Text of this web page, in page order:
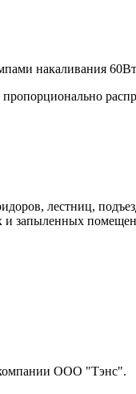
накаливания
лестниц,
запыленных
компании ООО "Тэнс".